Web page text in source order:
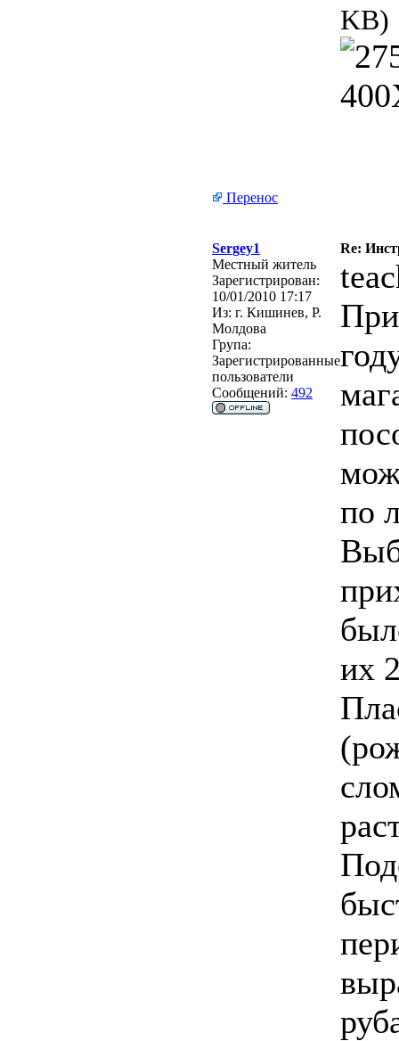
KB)
Перенос
Sergey1
Re:
Местный житель
Зарегистрирован:
10/01/2010 17:17
Из: г. Кишинев, Р.
Молдова
Група:
Зарегистрированные
пользователи
Сообщений: 492
по
их